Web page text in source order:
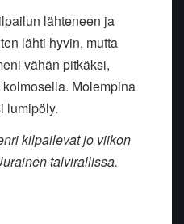
lähteneen ja
lähti hyvin, mutta
vähän pitkäksi,
Molempina
lumipöly.
kilpailevat jo viikon
talvirallissa.